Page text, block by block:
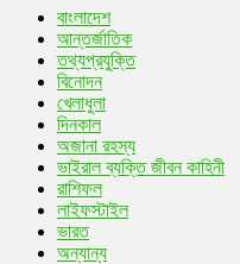
বাংলাদেশ
আন্তর্জাতিক
তথ্যপ্রযুক্তি
বিনোদন
খেলাধুলা
দিনকাল
অজানা রহস্য
ভাইরাল ব্যক্তি জীবন কাহিনী
রাশিফল
লাইফস্টাইল
ভারত
অন্যান্য